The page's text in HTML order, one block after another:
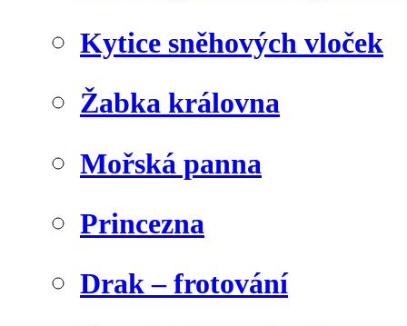
Kytice sněhových vloček
Žabka královna
Mořská panna
Princezna
Drak – frotování